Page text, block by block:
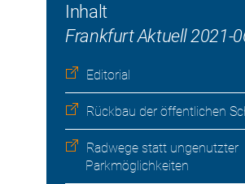
Inhalt
Frankfurt Aktuell 2021-
Editorial
Rückbau der öffentlichen
Radwege statt ungenutzter
Parkmöglichkeiten